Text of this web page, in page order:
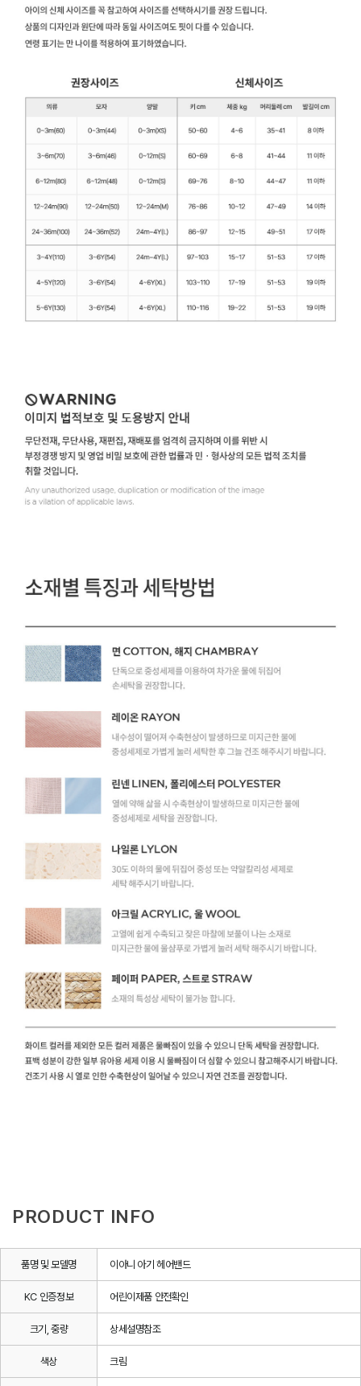
PRODUCT INFO
품명 및 모델명 이아니 아기 헤어밴드
KC 인증정보 어린이제품 안전확인
크기, 중량 상세설명참조
색상 크림